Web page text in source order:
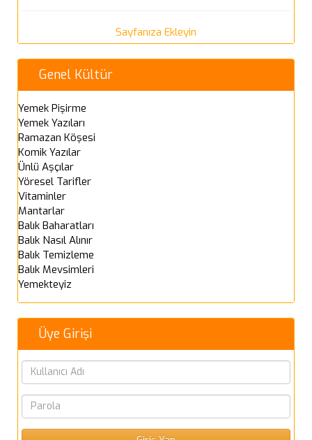
Sayfanıza Ekleyin
Genel Kültür
Yemek Pişirme
Yemek Yazıları
Ramazan Köşesi
Komik Yazılar
Ünlü Aşçılar
Yöresel Tarifler
Vitaminler
Mantarlar
Balık Baharatları
Balık Nasıl Alınır
Balık Temizleme
Balık Mevsimleri
Yemekteyiz
Üye Girişi